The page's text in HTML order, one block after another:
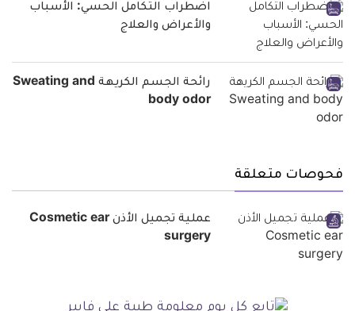
اضطراب التكامل الحسي: الأسباب
والأعراض والعلاج
رائحة الجسم الكريهة Sweating and
body odor
فحوصات متعلقة
عملية تجميل الأذن Cosmetic ear
surgery